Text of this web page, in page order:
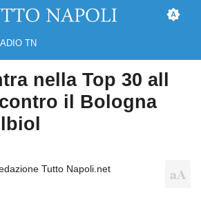
TN
nella Top 30 all
il Bologna
Tutto Napoli.net